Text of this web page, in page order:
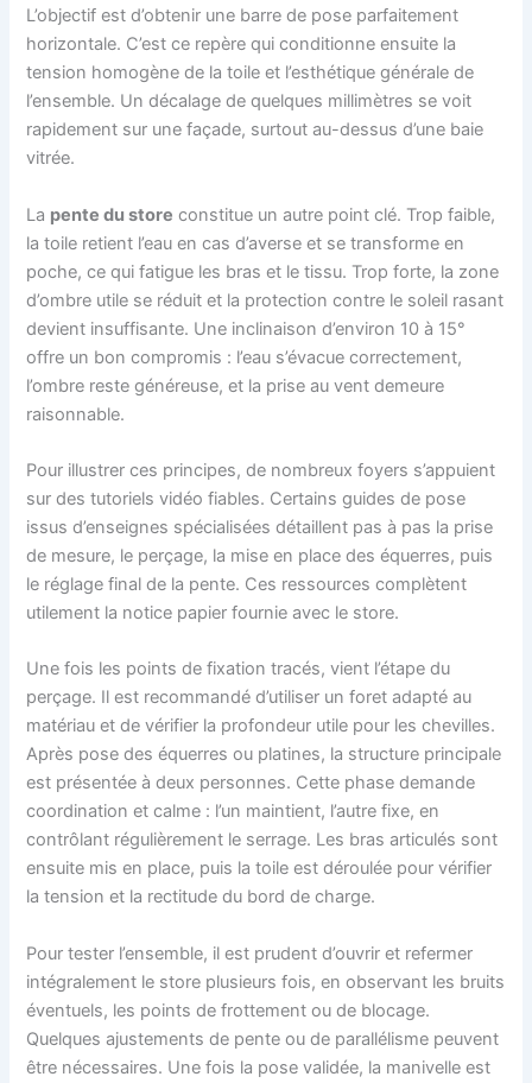
L’objectif est d’obtenir une barre de pose parfaitement
horizontale. C’est ce repère qui conditionne ensuite la
tension homogène de la toile et l’esthétique générale de
l’ensemble. Un décalage de quelques millimètres se voit
rapidement sur une façade, surtout au-dessus d’une baie
vitrée.
La pente du store constitue un autre point clé. Trop faible,
la toile retient l’eau en cas d’averse et se transforme en
poche, ce qui fatigue les bras et le tissu. Trop forte, la zone
d’ombre utile se réduit et la protection contre le soleil rasant
devient insuffisante. Une inclinaison d’environ 10 à 15°
offre un bon compromis : l’eau s’évacue correctement,
l’ombre reste généreuse, et la prise au vent demeure
raisonnable.
Pour illustrer ces principes, de nombreux foyers s’appuient
sur des tutoriels vidéo fiables. Certains guides de pose
issus d’enseignes spécialisées détaillent pas à pas la prise
de mesure, le perçage, la mise en place des équerres, puis
le réglage final de la pente. Ces ressources complètent
utilement la notice papier fournie avec le store.
Une fois les points de fixation tracés, vient l’étape du
perçage. Il est recommandé d’utiliser un foret adapté au
matériau et de vérifier la profondeur utile pour les chevilles.
Après pose des équerres ou platines, la structure principale
est présentée à deux personnes. Cette phase demande
coordination et calme : l’un maintient, l’autre fixe, en
contrôlant régulièrement le serrage. Les bras articulés sont
ensuite mis en place, puis la toile est déroulée pour vérifier
la tension et la rectitude du bord de charge.
Pour tester l’ensemble, il est prudent d’ouvrir et refermer
intégralement le store plusieurs fois, en observant les bruits
éventuels, les points de frottement ou de blocage.
Quelques ajustements de pente ou de parallélisme peuvent
être nécessaires. Une fois la pose validée, la manivelle est